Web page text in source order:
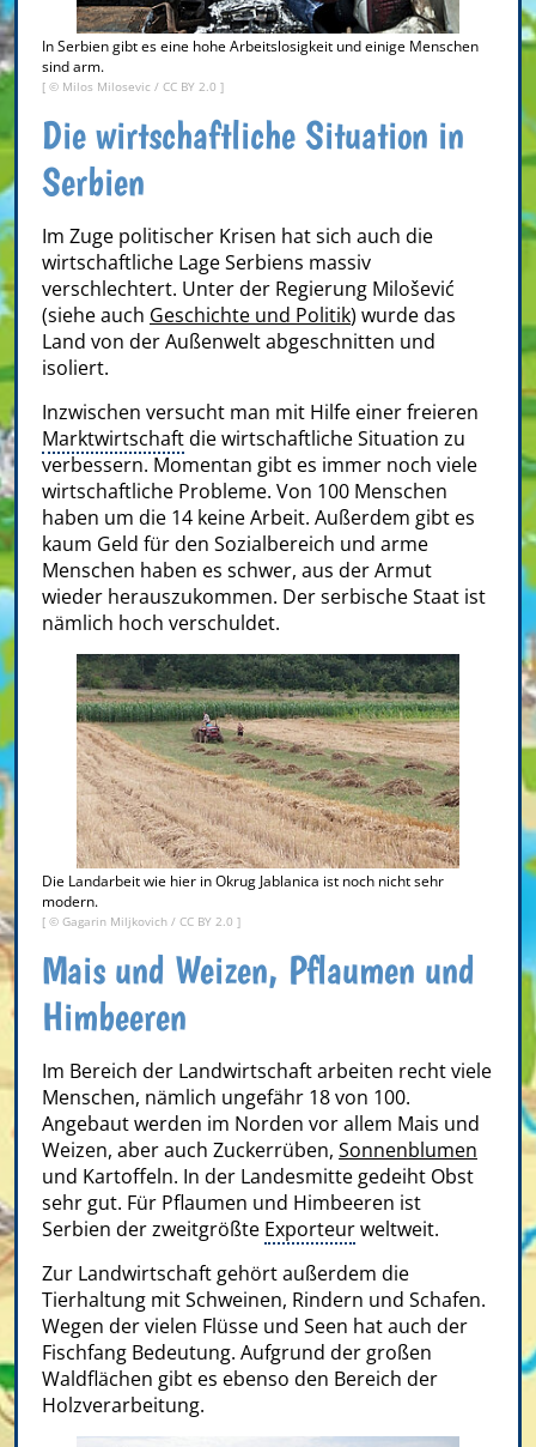
In Serbien gibt es eine hohe Arbeitslosigkeit und einige Menschen
sind arm.
[ © Milos Milosevic / CC BY 2.0 ]
Die wirtschaftliche Situation in
Serbien
Im Zuge politischer Krisen hat sich auch die
wirtschaftliche Lage Serbiens massiv
verschlechtert. Unter der Regierung Milošević
(siehe auch Geschichte und Politik) wurde das
Land von der Außenwelt abgeschnitten und
isoliert.
Inzwischen versucht man mit Hilfe einer freieren
Marktwirtschaftdie wirtschaftliche Situation zu
verbessern. Momentan gibt es immer noch viele
wirtschaftliche Probleme. Von 100 Menschen
haben um die 14 keine Arbeit. Außerdem gibt es
kaum Geld für den Sozialbereich und arme
Menschen haben es schwer, aus der Armut
wieder herauszukommen. Der serbische Staat ist
nämlich hoch verschuldet.
Die Landarbeit wie hier in Okrug Jablanica ist noch nicht sehr
modern.
[ © Gagarin Miljkovich / CC BY 2.0 ]
Mais und Weizen, Pflaumen und
Himbeeren
Im Bereich der Landwirtschaft arbeiten recht viele
Menschen, nämlich ungefähr 18 von 100.
Angebaut werden im Norden vor allem Mais und
Weizen, aber auch Zuckerrüben, Sonnenblumen
und Kartoffeln. In der Landesmitte gedeiht Obst
sehr gut. Für Pflaumen und Himbeeren ist
Serbien der zweitgrößte Exporteurweltweit.
Zur Landwirtschaft gehört außerdem die
Tierhaltung mit Schweinen, Rindern und Schafen.
Wegen der vielen Flüsse und Seen hat auch der
Fischfang Bedeutung. Aufgrund der großen
Waldflächen gibt es ebenso den Bereich der
Holzverarbeitung.